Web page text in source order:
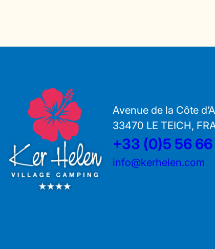
Avenue de la Côte
33470 LE TEICH,
+33 (0)5 56
info@kerhelen.com